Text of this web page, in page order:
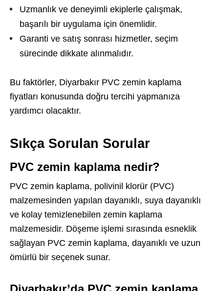
Uzmanlık ve deneyimli ekiplerle çalışmak,
başarılı bir uygulama için önemlidir.
Garanti ve satış sonrası hizmetler, seçim
sürecinde dikkate alınmalıdır.
Bu faktörler, Diyarbakır PVC zemin kaplama
fiyatları konusunda doğru tercihi yapmanıza
yardımcı olacaktır.
Sıkça Sorulan Sorular
PVC zemin kaplama nedir?
PVC zemin kaplama, polivinil klorür (PVC)
malzemesinden yapılan dayanıklı, suya dayanıklı
ve kolay temizlenebilen zemin kaplama
malzemesidir. Döşeme işlemi sırasında esneklik
sağlayan PVC zemin kaplama, dayanıklı ve uzun
ömürlü bir seçenek sunar.